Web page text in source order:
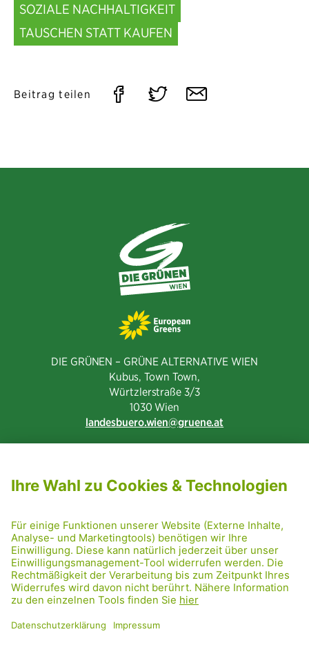
SOZIALE NACHHALTIGKEIT
TAUSCHEN STATT KAUFEN
Beitrag teilen
Auf Auf Per
DIE GRÜNEN – GRÜNE ALTERNATIVE WIEN
Kubus, Town Town,
Würtzlerstraße 3/3​
1030 Wien
landesbuero.wien
gruene.at
PRESSE
GRÜNE RADRETTUNG
FRIDAY NIGHTSKATING
NETIQUETTE
DATENSCHUTZ